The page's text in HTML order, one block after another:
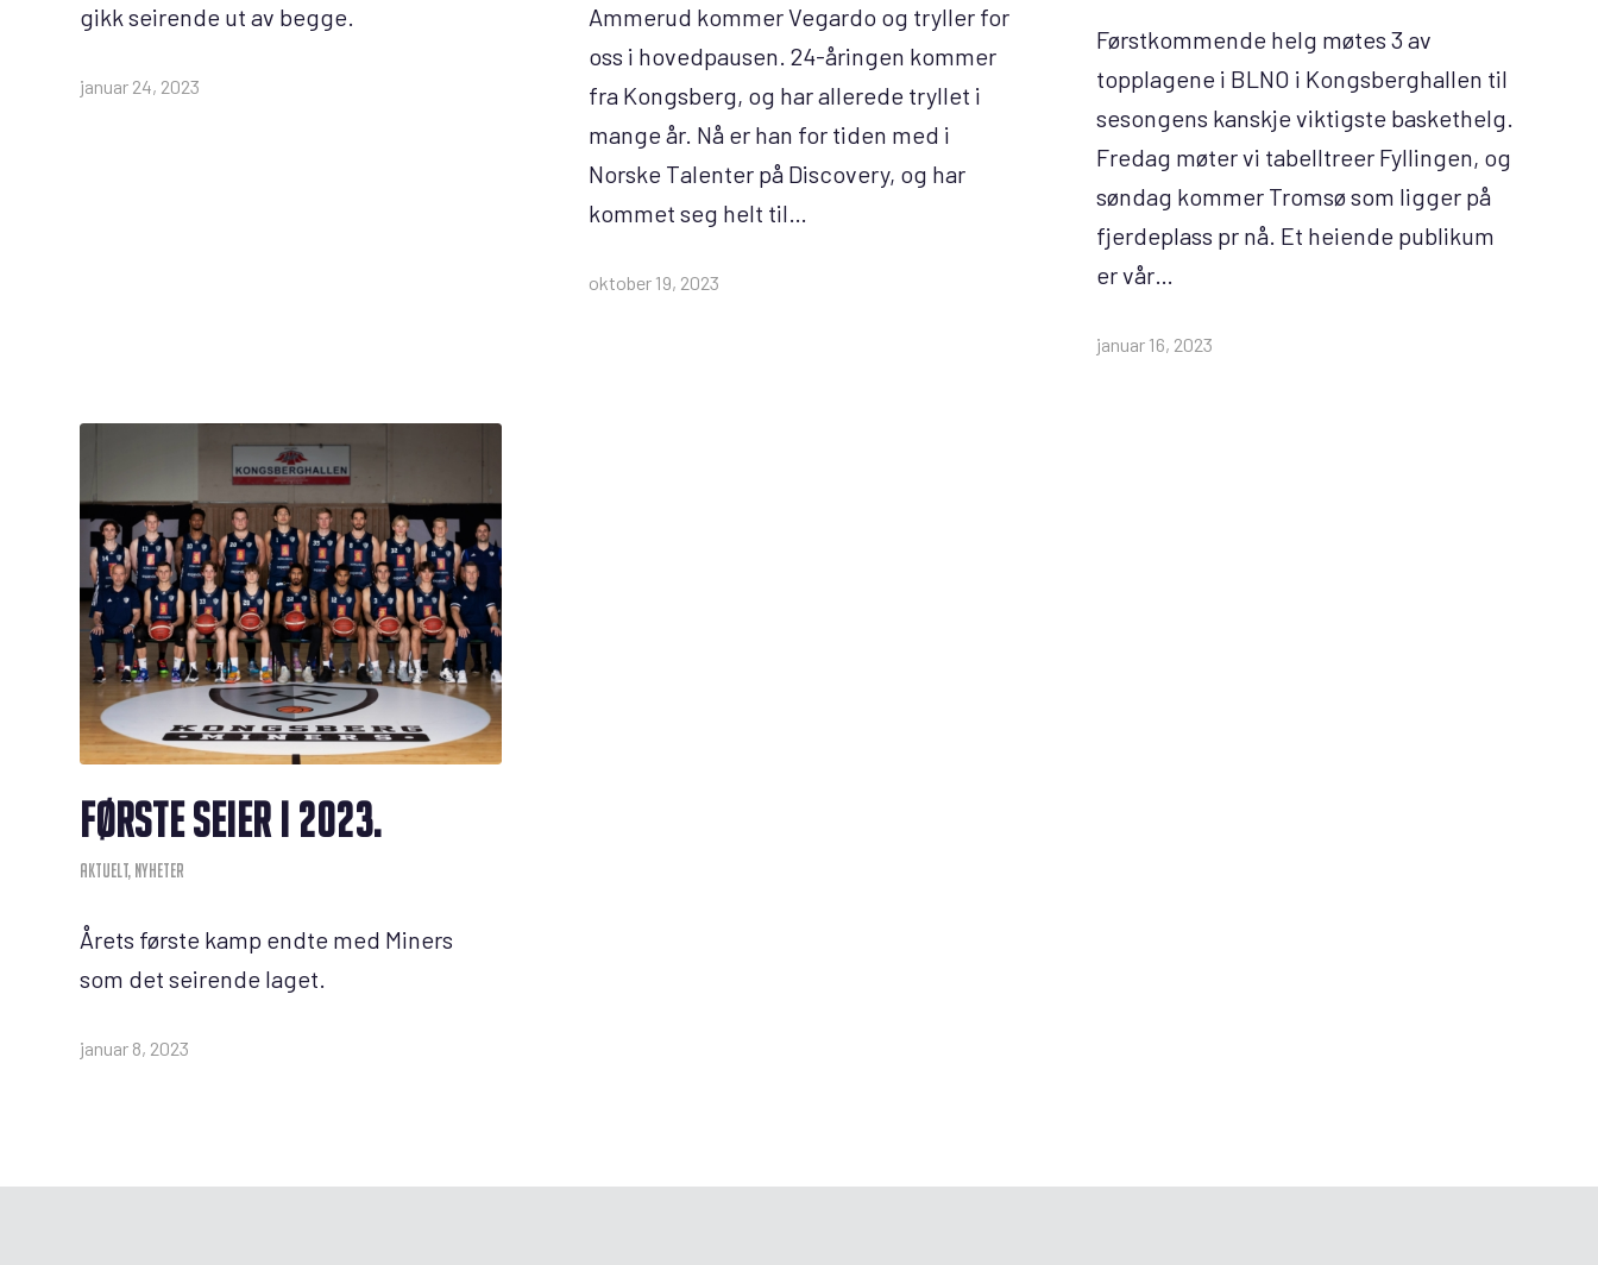
gikk seirende ut av begge.
januar 24, 2023
Ammerud kommer Vegardo og tryller for
oss i hovedpausen. 24-åringen kommer
fra Kongsberg, og har allerede tryllet i
mange år. Nå er han for tiden med i
Norske Talenter på Discovery, og har
kommet seg helt til…
oktober 19, 2023
Førstkommende helg møtes 3 av
topplagene i BLNO i Kongsberghallen til
sesongens kanskje viktigste baskethelg.
Fredag møter vi tabelltreer Fyllingen, og
søndag kommer Tromsø som ligger på
fjerdeplass pr nå. Et heiende publikum
er vår…
januar 16, 2023
FØRSTE SEIER I 2023.
AKTUELT NYHETER
Årets første kamp endte med Miners
som det seirende laget.
januar 8, 2023